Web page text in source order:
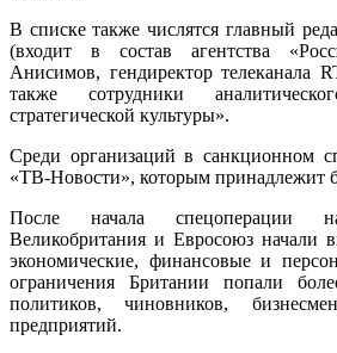
В списке также числятся главный
(входит в состав агентства
Анисимов, гендиректор телеканала
также сотрудники
стратегической культуры».
Среди организаций в санкционном
«ТВ-Новости», которым принадлежит
После начала
Великобритания и Евросоюз начали
экономические, финансовые и
ограничения Британии попали
политиков, чиновников,
предприятий.